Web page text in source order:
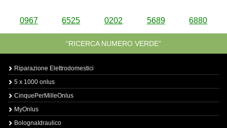
0967 6525 0202 5689 6880
“RICERCA NUMERO VERDE”
Riparazione Elettrodomestici
5 x 1000 onlus
CinquePerMilleOnlus
MyOnlus
BolognaIdraulico